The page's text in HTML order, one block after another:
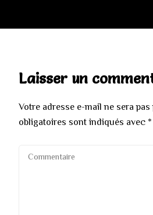
Laisser un
Votre adresse e-mail ne sera pas
obligatoires sont indiqués avec *